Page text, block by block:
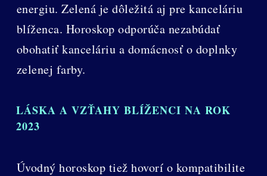
energiu. Zelená je dôležitá aj pre kanceláriu
blíženca. Horoskop odporúča nezabúdať
obohatiť kanceláriu a domácnosť o doplnky
zelenej farby.
LÁSKA A VZŤAHY BLÍŽENCI NA ROK
2023
Úvodný horoskop tiež hovorí o kompatibilite